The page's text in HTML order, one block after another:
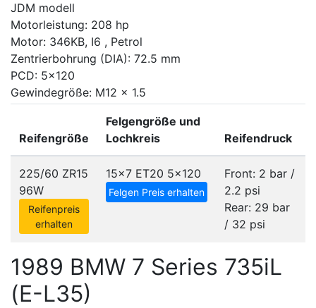
JDM modell
Motorleistung: 208 hp
Motor: 346KB, I6 , Petrol
Zentrierbohrung (DIA): 72.5 mm
PCD: 5x120
Gewindegröße: M12 x 1.5
Reifengröße
Felgengröße und
Lochkreis
Reifendruck
225/60 ZR15
96W
Reifenpreis
erhalten
15x7 ET20 5x120
Felgen Preis erhalten
Front: 2 bar /
2.2 psi
Rear: 29 bar
/ 32 psi
1989 BMW 7 Series 735iL
(E-L35)